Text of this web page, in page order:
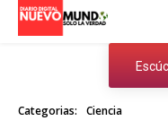
Categorias: Ciencia